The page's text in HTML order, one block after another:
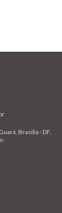
Brasília - DF,